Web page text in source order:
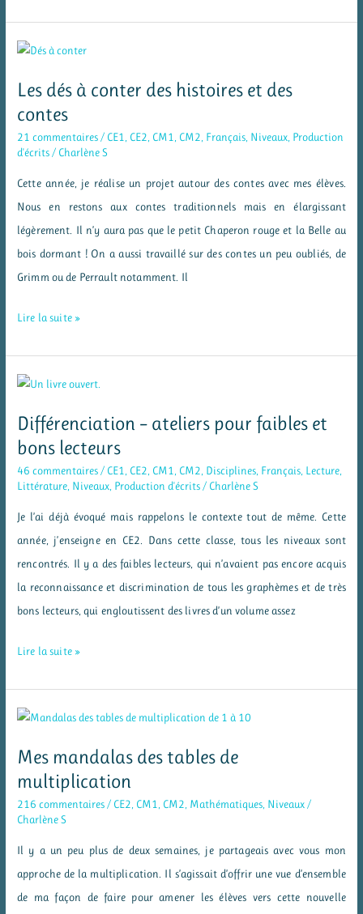
conter
inventer
des
histoires
Les dés à conter des histoires et des
contes
21 commentaires/ CE1, CE2, CM1, CM2, Français, Niveaux, Production
d'écrits/ Charlène S
Cette année, je réalise un projet autour des contes avec mes élèves.
Nous en restons aux contes traditionnels mais en élargissant
légèrement. Il n’y aura pas que le petit Chaperon rouge et la Belle au
bois dormant ! On a aussi travaillé sur des contes un peu oubliés, de
Grimm ou de Perrault notamment. Il
Les
conter
histoires
et
des
Lire la suite »
Différenciation – ateliers pour faibles et
bons lecteurs
46 commentaires/ CE1, CE2, CM1, CM2, Disciplines, Français, Lecture,
Littérature, Niveaux, Production d'écrits/ Charlène S
Je l’ai déjà évoqué mais rappelons le contexte tout de même. Cette
année, j’enseigne en CE2. Dans cette classe, tous les niveaux sont
rencontrés. Il y a des faibles lecteurs, qui n’avaient pas encore acquis
la reconnaissance et discrimination de tous les graphèmes et de très
bons lecteurs, qui engloutissent des livres d’un volume assez
Différenciation
pour
et
bons
lecteurs
Lire la suite »
Mes mandalas des tables de
multiplication
216 commentaires/ CE2, CM1, CM2, Mathématiques, Niveaux/
Charlène S
Il y a un peu plus de deux semaines, je partageais avec vous mon
approche de la multiplication. Il s’agissait d’offrir une vue d’ensemble
de ma façon de faire pour amener les élèves vers cette nouvelle